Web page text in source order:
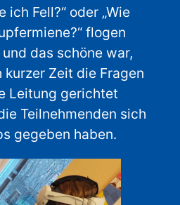
ich Fell?“ oder „Wie
flogen
das schöne war,
kurzer Zeit die Fragen
Leitung gerichtet
Teilnehmenden sich
gegeben haben.